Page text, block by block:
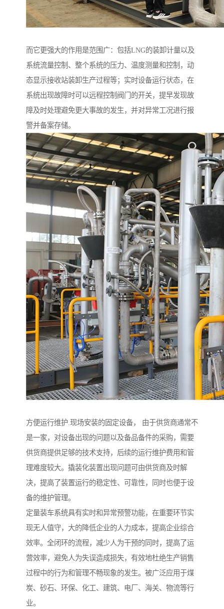
而它更强大的作用是范围广：包括LNG的装卸计量以及
系统流量控制、整个系统的压力、温度测量和控制，动
态显示接收站装卸生产过程等；实时设备运行状态，在
系统出现故障时可以远程控制阀门的开关，提早发现故
障及时处理避免更大事故的发生，并对异常工况进行报
警并备案存储。
方便运行维护.现场安装的固定设备， 由于供货商通常不
是一家，对设备出现的问题以及备品备件的采购，需要
供货商提供足够的技术支持，后续的运行维护费用和管
理难度较大。撬装化装置出现问题可由供货商及时解
决，提高了装置运行的稳定性、可靠性，同时也便于设
备的维护管理。
定量装车系统具有实时和异常预警功能，在重要环节实
现无人值守，大的降低企业的人力成本，提高企业综合
效率。全闭环的流程，减少人为干预的同时，提高了运
营效率，避免人为失误造成损失，有效地杜绝生产销售
过程中的行为和管理不畅现象的发生。被广泛应用于煤
炭、砂石、环保、化工、建筑、电厂、海关、物流等行
业。